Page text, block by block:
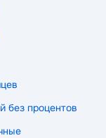
без процентов